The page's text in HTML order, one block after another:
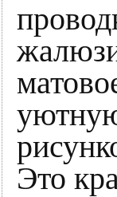
Это